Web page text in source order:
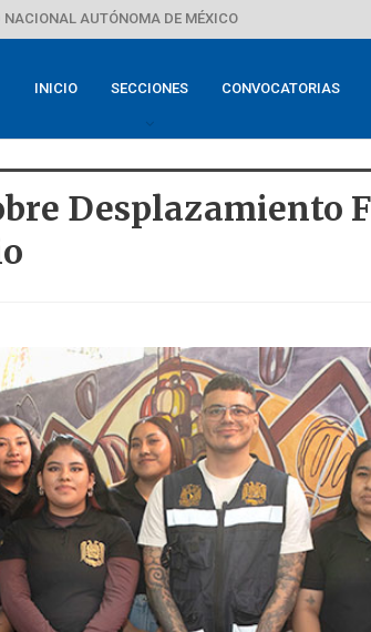
AUTÓNOMA DE MÉXICO
INICIO SECCIONES CONVOCATORIAS
Desplazamiento